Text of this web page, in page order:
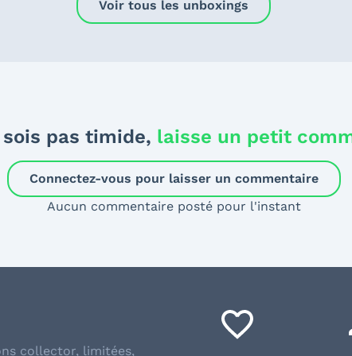
Voir tous les unboxings
sois pas timide, laisse un petit
Connectez-vous pour laisser un commentaire
Aucun commentaire posté pour l'instant
collector, limitées,